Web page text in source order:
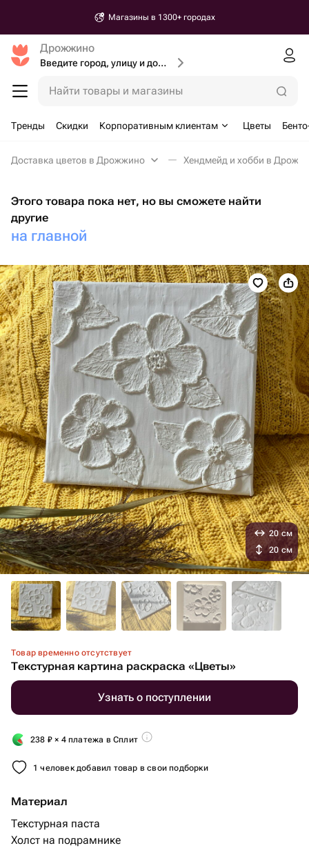
Магазины в 1300+ городах
Дрожжино
Введите город, улицу и дом доставки
Найти товары и магазины
Тренды Скидки Корпоративным клиентам Цветы
Доставка цветов в Дрожжино Хендмейд и хобби в
Этого товара пока нет, но вы сможете найти
другие
на главной
Товар временно отсутствует
Текстурная картина раскраска «Цветы»
Узнать о поступлении
238 ₽ × 4 платежа в Сплит
1 человек добавил товар в свои подборки
Материал
Текстурная паста
Холст на подрамнике
20 см
20 см